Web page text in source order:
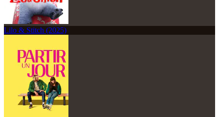
Lilo & Stitch (2025)